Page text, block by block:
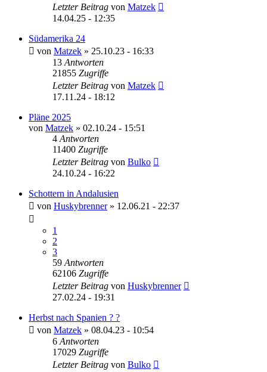
Letzter Beitrag von Matzek
14.04.25 - 12:35
Südamerika 24
von Matzek » 25.10.23 - 16:33
13 Antworten
21855 Zugriffe
Letzter Beitrag von Matzek
17.11.24 - 18:12
Pläne 2025
von Matzek » 02.10.24 - 15:51
4 Antworten
11400 Zugriffe
Letzter Beitrag von Bulko
24.10.24 - 16:22
Schottern in Andalusien
von Huskybrenner» 12.06.21 - 22:37
1
2
3
59 Antworten
62106 Zugriffe
Letzter Beitrag von Huskybrenner
27.02.24 - 19:31
Herbst nach Spanien ? ?
von Matzek » 08.04.23 - 10:54
6 Antworten
17029 Zugriffe
Letzter Beitrag von Bulko